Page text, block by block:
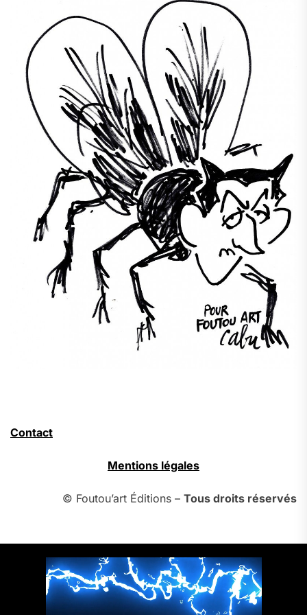
Contact
Mentions légales
© Foutou’art Éditions – Tous droits réservés